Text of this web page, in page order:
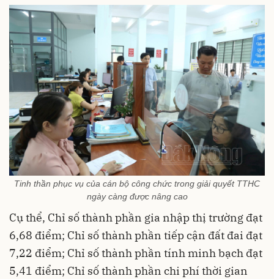
Tinh thần phục vụ của cán bộ công chức trong giải quyết TTHC
ngày càng được nâng cao
Cụ thể, Chỉ số thành phần gia nhập thị trường đạt
6,68 điểm; Chỉ số thành phần tiếp cận đất đai đạt
7,22 điểm; Chỉ số thành phần tính minh bạch đạt
5,41 điểm; Chỉ số thành phần chi phí thời gian